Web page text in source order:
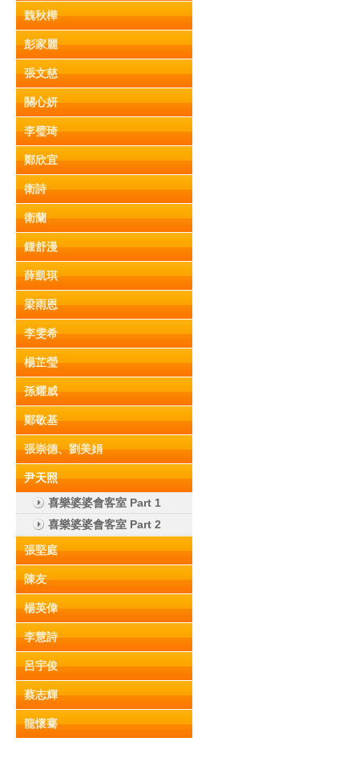
魏秋樺
彭家麗
張文慈
關心妍
李璧琦
鄭欣宜
衛詩
衛蘭
鍾舒漫
薛凱琪
梁雨恩
李雯希
楊芷瑩
孫耀威
鄭敬基
張崇德、劉美娟
尹天照
喜樂婆婆會客室 Part 1
喜樂婆婆會客室 Part 2
張堅庭
陳友
楊英偉
李慧詩
呂宇俊
蔡志輝
龍懷騫